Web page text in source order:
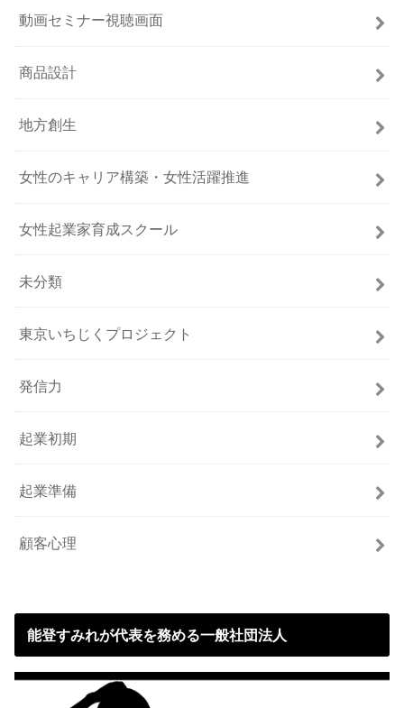
動画セミナー視聴画面
商品設計
地方創生
女性のキャリア構築・女性活躍推進
女性起業家育成スクール
未分類
東京いちじくプロジェクト
発信力
起業初期
起業準備
顧客心理
能登すみれが代表を務める一般社団法人